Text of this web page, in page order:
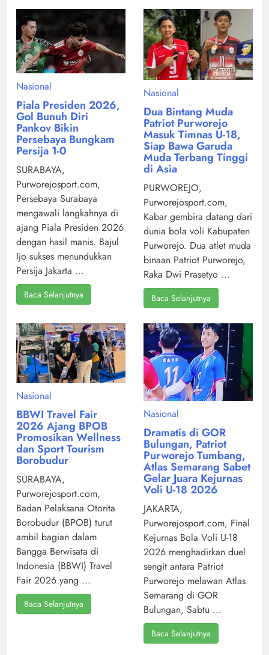
Nasional
Piala Presiden 2026,
Gol Bunuh Diri
Pankov Bikin
Persebaya Bungkam
Persija 1-0
SURABAYA,
Purworejosport.com,
Persebaya Surabaya
mengawali langkahnya di
ajang Piala Presiden 2026
dengan hasil manis. Bajul
Ijo sukses menundukkan
Persija Jakarta ...
Baca Selanjutnya
Nasional
Dua Bintang Muda
Patriot Purworejo
Masuk Timnas U-18,
Siap Bawa Garuda
Muda Terbang Tinggi
di Asia
PURWOREJO,
Purworejosport.com,
Kabar gembira datang dari
dunia bola voli Kabupaten
Purworejo. Dua atlet muda
binaan Patriot Purworejo,
Raka Dwi Prasetyo ...
Baca Selanjutnya
Nasional
BBWI Travel Fair
2026 Ajang BPOB
Promosikan Wellness
dan Sport Tourism
Borobudur
SURABAYA,
Purworejosport.com,
Badan Pelaksana Otorita
Borobudur (BPOB) turut
ambil bagian dalam
Bangga Berwisata di
Indonesia (BBWI) Travel
Fair 2026 yang ...
Baca Selanjutnya
Nasional
Dramatis di GOR
Bulungan, Patriot
Purworejo Tumbang,
Atlas Semarang Sabet
Gelar Juara Kejurnas
Voli U-18 2026
JAKARTA,
Purworejosport.com, Final
Kejurnas Bola Voli U-18
2026 menghadirkan duel
sengit antara Patriot
Purworejo melawan Atlas
Semarang di GOR
Bulungan, Sabtu ...
Baca Selanjutnya